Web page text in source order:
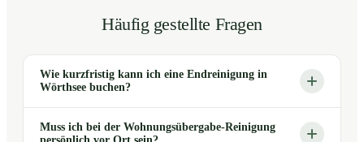
Häufig gestellte Fragen
Wie kurzfristig kann ich eine Endreinigung in
Wörthsee buchen?
Muss ich bei der Wohnungsübergabe-Reinigung